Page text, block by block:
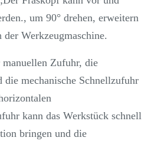
um 90° drehen, erweitern
Werkzeugmaschine.
Zufuhr, die
die mechanische Schnellzufuhr
kann das Werkstück schnell
bringen und die